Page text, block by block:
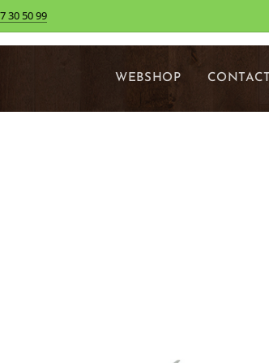
30 50 99
WEBSHOP CONTACT